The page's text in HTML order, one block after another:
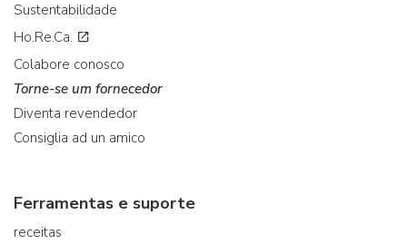
Sustentabilidade
Ho.Re.Ca.
Colabore conosco
Torne-se um fornecedor
Diventa revendedor
Consiglia ad un amico
Ferramentas e suporte
receitas